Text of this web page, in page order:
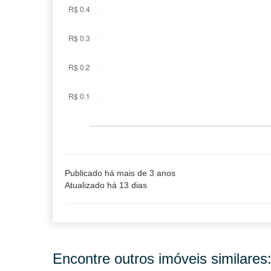
Publicado há mais de 3 anos
Atualizado há 13 dias
Encontre outros imóveis similares: